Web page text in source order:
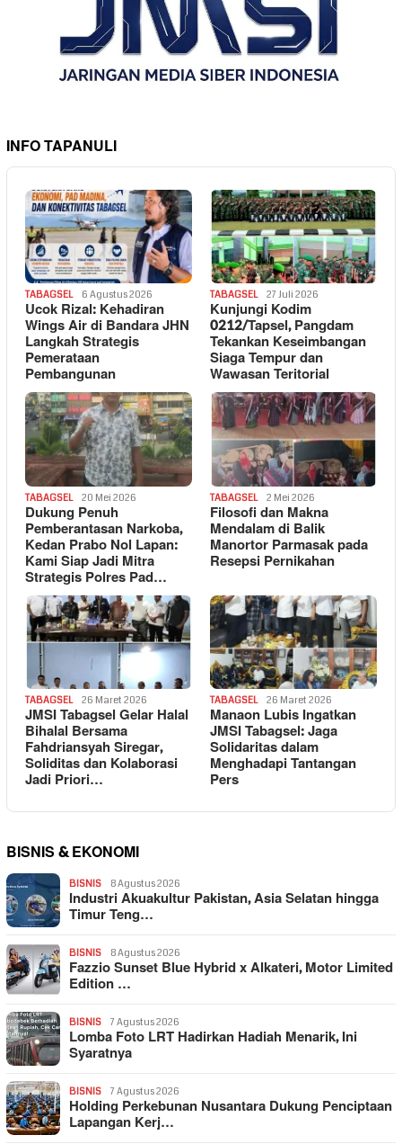
INFO TAPANULI
TABAGSEL 6 Agustus 2026
Ucok Rizal: Kehadiran
Wings Air di Bandara JHN
Langkah Strategis
Pemerataan
Pembangunan
TABAGSEL 27 Juli 2026
Kunjungi Kodim
0212/Tapsel, Pangdam
Tekankan Keseimbangan
Siaga Tempur dan
Wawasan Teritorial
TABAGSEL 20 Mei 2026
Dukung Penuh
Pemberantasan Narkoba,
Kedan Prabo Nol Lapan:
Kami Siap Jadi Mitra
Strategis Polres Pad…
TABAGSEL 2 Mei 2026
Filosofi dan Makna
Mendalam di Balik
Manortor Parmasak pada
Resepsi Pernikahan
TABAGSEL 26 Maret 2026
JMSI Tabagsel Gelar Halal
Bihalal Bersama
Fahdriansyah Siregar,
Soliditas dan Kolaborasi
Jadi Priori…
TABAGSEL 26 Maret 2026
Manaon Lubis Ingatkan
JMSI Tabagsel: Jaga
Solidaritas dalam
Menghadapi Tantangan
Pers
BISNIS & EKONOMI
BISNIS 8 Agustus 2026
Industri Akuakultur Pakistan, Asia Selatan hingga
Timur Teng…
BISNIS 8 Agustus 2026
Fazzio Sunset Blue Hybrid x Alkateri, Motor Limited
Edition …
BISNIS 7 Agustus 2026
Lomba Foto LRT Hadirkan Hadiah Menarik, Ini
Syaratnya
BISNIS 7 Agustus 2026
Holding Perkebunan Nusantara Dukung Penciptaan
Lapangan Kerj…